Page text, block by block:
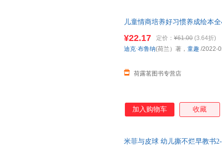
儿童情商培养好习惯养成绘本
记童书中小学用书科普读物自
¥22.17 定价： ¥61.00 (3.64折)
荷露茗图书专营店
迪克·布鲁纳(荷兰）著， 童趣 /2022-
加入购物车 收藏
米菲与皮球 幼儿撕不烂早教书